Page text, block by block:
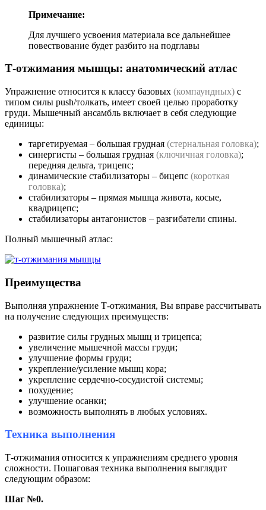
Примечание:
Для лучшего усвоения материала все дальнейшее
повествование будет разбито на подглавы
Т-отжимания мышцы: анатомический атлас
Упражнение относится к классу базовых (компаундных) с
типом силы push/толкать, имеет своей целью проработку
груди. Мышечный ансамбль включает в себя следующие
единицы:
таргетируемая – большая грудная (стернальная головка);
синергисты – большая грудная (ключичная головка);
передняя дельта, трицепс;
динамические стабилизаторы – бицепс (короткая
головка);
стабилизаторы – прямая мышца живота, косые,
квадрицепс;
стабилизаторы антагонистов – разгибатели спины.
Полный мышечный атлас:
Преимущества
Выполняя упражнение Т-отжимания, Вы вправе рассчитывать
на получение следующих преимуществ:
развитие силы грудных мышц и трицепса;
увеличение мышечной массы груди;
улучшение формы груди;
укрепление/усиление мышц кора;
укрепление сердечно-сосудистой системы;
похудение;
улучшение осанки;
возможность выполнять в любых условиях.
Техника выполнения
Т-отжимания относится к упражнениям среднего уровня
сложности. Пошаговая техника выполнения выглядит
следующим образом:
Шаг №0.